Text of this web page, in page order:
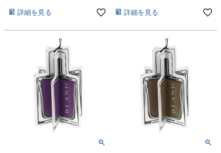
詳細を見る 詳細を見る